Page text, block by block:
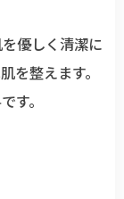
優しく清潔に
を整えます。
す。